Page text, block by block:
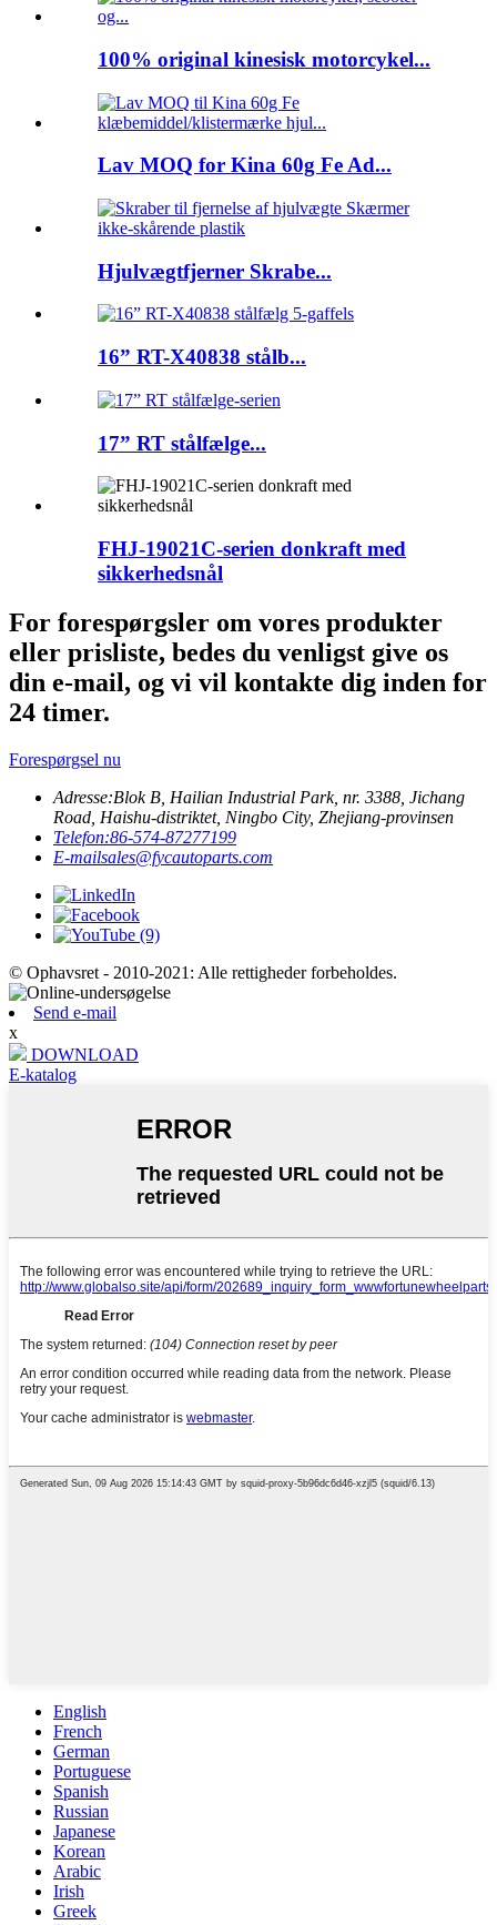
100% original kinesisk motorcykel...
Lav MOQ for Kina 60g Fe Ad...
Hjulvægtfjerner Skrabe...
16” RT-X40838 stålb...
17” RT stålfælge...
FHJ-19021C-serien donkraft med
sikkerhedsnål
For forespørgsler om vores produkter
eller prisliste, bedes du venligst give os
din e-mail, og vi vil kontakte dig inden for
24 timer.
Forespørgsel nu
Adresse:Blok B, Hailian Industrial Park, nr. 3388, Jichang
Road, Haishu-distriktet, Ningbo City, Zhejiang-provinsen
Telefon:86-574-87277199
E-mailsales@fycautoparts.com
© Ophavsret - 2010-2021: Alle rettigheder forbeholdes.
Send e-mail
x
DOWNLOAD
E-katalog
English
French
German
Portuguese
Spanish
Russian
Japanese
Korean
Arabic
Irish
Greek